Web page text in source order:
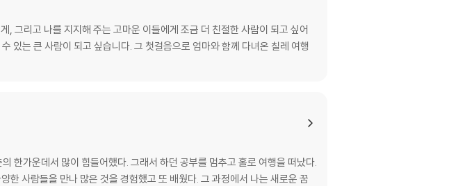
그리고 나를 지지해 주는 고마운 이들에게 조금 더 친절한 사람이 되고 싶어
있는 큰 사람이 되고 싶습니다. 그 첫걸음으로 엄마와 함께 다녀온 칠레 여행
한가운데서 많이 힘들어했다. 그래서 하던 공부를 멈추고 홀로 여행을 떠났다.
한 사람들을 만나 많은 것을 경험했고 또 배웠다. 그 과정에서 나는 새로운 꿈